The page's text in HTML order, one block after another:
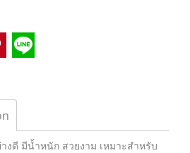
งดี มีน้ำหนัก สวยงาม เหมาะสำหรับ